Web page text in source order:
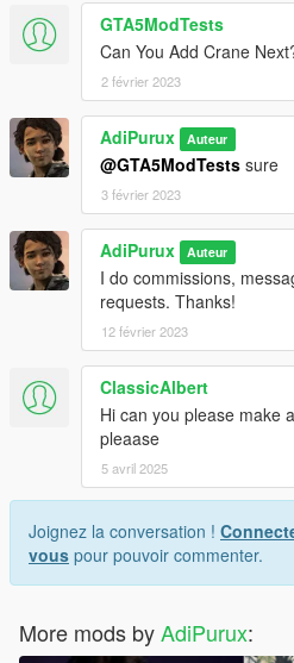
GTA5ModTests
Can You Add Crane
2 février 2023
AdiPurux Auteur
@GTA5ModTests sure
3 février 2023
AdiPurux Auteur
I do commissions,
requests. Thanks!
12 février 2023
ClassicAlbert
Hi can you please make
pleaase
5 avril 2025
Joignez la conversation !
vous pour pouvoir commenter.
More mods byAdiPurux: